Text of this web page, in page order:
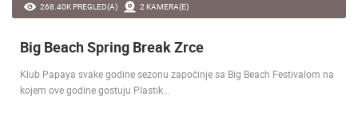
268.40K PREGLED(A) 2 KAMERA(E)
Big Beach Spring Break Zrce
Klub Papaya svake godine sezonu započinje sa Big Beach Festivalom na
kojem ove godine gostuju Plastik…